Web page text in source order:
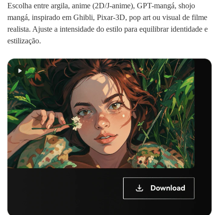
Escolha entre argila, anime (2D/J-anime), GPT-mangá, shojo
mangá, inspirado em Ghibli, Pixar-3D, pop art ou visual de filme
realista. Ajuste a intensidade do estilo para equilibrar identidade e
estilização.